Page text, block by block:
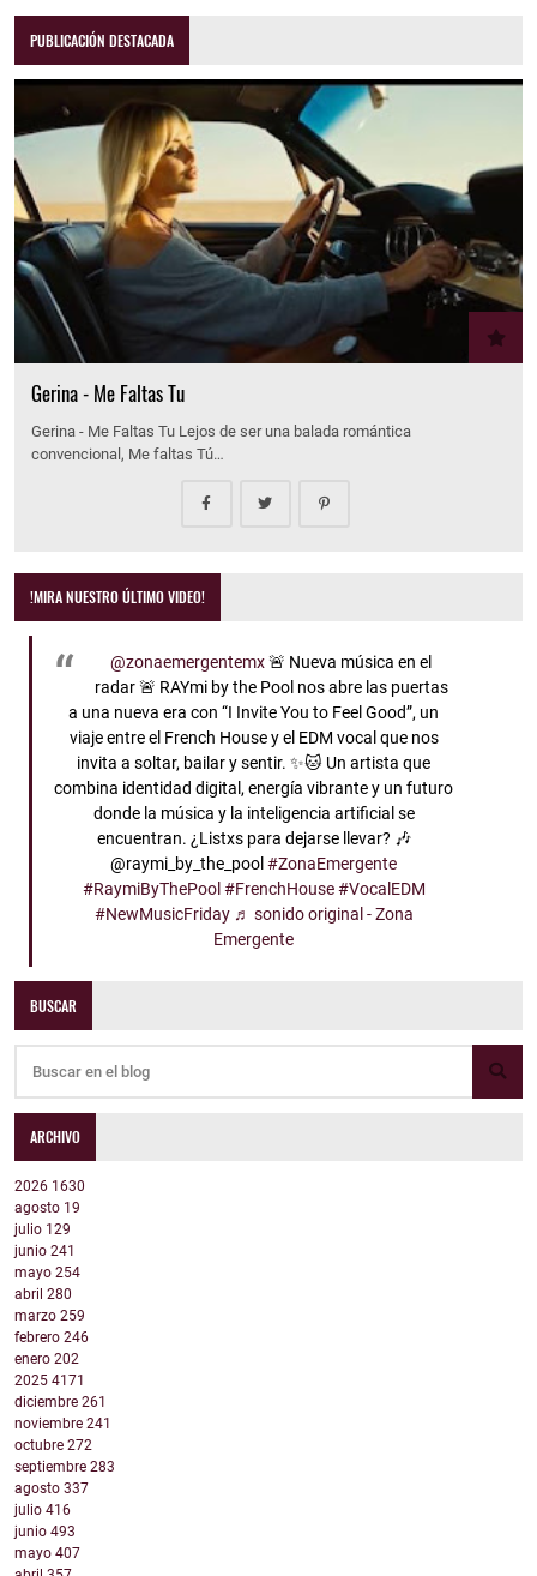
PUBLICACIÓN DESTACADA
Gerina - Me Faltas Tu
Gerina - Me Faltas Tu Lejos de ser una balada romántica
convencional, Me faltas Tú…
!MIRA NUESTRO ÚLTIMO VIDEO!
@zonaemergentemx🚨 Nueva música en el
radar 🚨 RAYmi by the Pool nos abre las puertas
a una nueva era con “I Invite You to Feel Good”, un
viaje entre el French House y el EDM vocal que nos
invita a soltar, bailar y sentir. ✨🐱 Un artista que
combina identidad digital, energía vibrante y un futuro
donde la música y la inteligencia artificial se
encuentran. ¿Listxs para dejarse llevar? 🎶
@raymi_by_the_pool#ZonaEmergente
#RaymiByThePool #FrenchHouse #VocalEDM
#NewMusicFriday ♬ sonido original - Zona
Emergente
BUSCAR
ARCHIVO
2026 1630
agosto 19
julio 129
junio 241
mayo 254
abril 280
marzo 259
febrero 246
enero 202
2025 4171
diciembre 261
noviembre 241
octubre 272
septiembre 283
agosto 337
julio 416
junio 493
mayo 407